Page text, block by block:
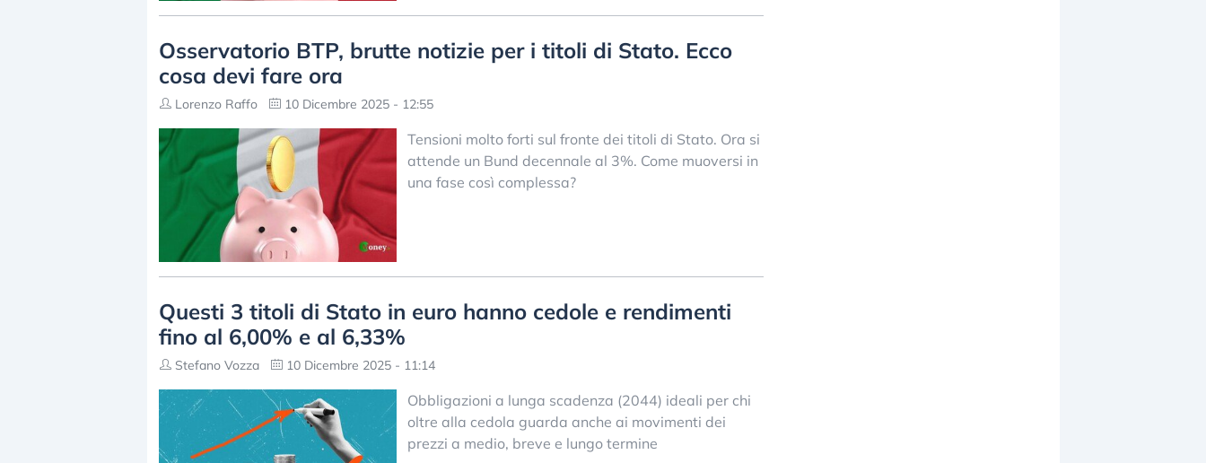
Osservatorio BTP, brutte notizie per i titoli di Stato. Ecco
cosa devi fare ora
Lorenzo Raffo 10 Dicembre 2025 - 12:55
Tensioni molto forti sul fronte dei titoli di Stato. Ora si
attende un Bund decennale al 3%. Come muoversi in
una fase così complessa?
Questi 3 titoli di Stato in euro hanno cedole e rendimenti
fino al 6,00% e al 6,33%
Stefano Vozza 10 Dicembre 2025 - 11:14
Obbligazioni a lunga scadenza (2044) ideali per chi
oltre alla cedola guarda anche ai movimenti dei
prezzi a medio, breve e lungo termine